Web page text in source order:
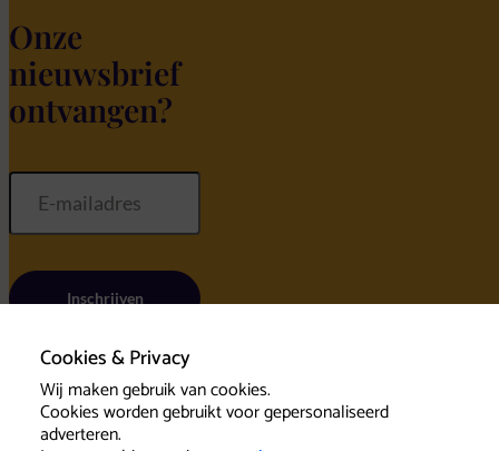
Cookies & Privacy
Wij maken gebruik van cookies.
Cookies worden gebruikt voor gepersonaliseerd
adverteren.
Onze
nieuwsbrief
ontvangen?
Inschrijven
Home